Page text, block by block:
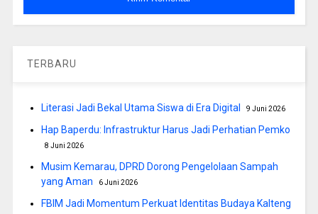
TERBARU
Literasi Jadi Bekal Utama Siswa di Era Digital 9 Juni 2026
Hap Baperdu: Infrastruktur Harus Jadi Perhatian Pemko
8 Juni 2026
Musim Kemarau, DPRD Dorong Pengelolaan Sampah
yang Aman
6 Juni 2026
FBIM Jadi Momentum Perkuat Identitas Budaya Kalteng